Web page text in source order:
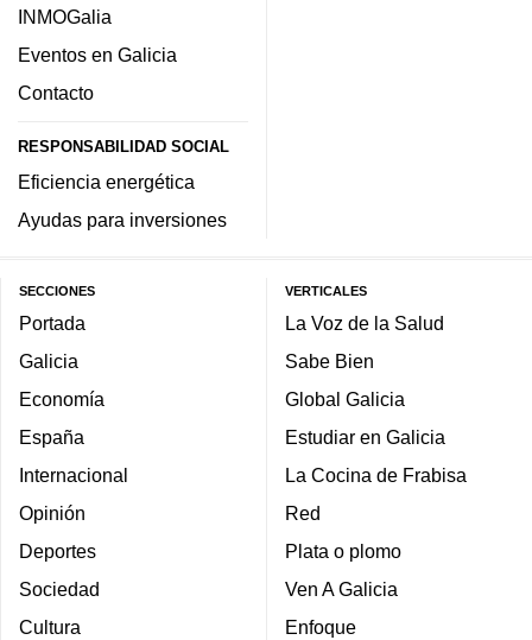
INMOGalia
Eventos en Galicia
Contacto
RESPONSABILIDAD SOCIAL
Eficiencia energética
Ayudas para inversiones
SECCIONES
Portada
Galicia
Economía
España
Internacional
Opinión
Deportes
Sociedad
Cultura
VERTICALES
La Voz de la Salud
Sabe Bien
Global Galicia
Estudiar en Galicia
La Cocina de Frabisa
Red
Plata o plomo
Ven A Galicia
Enfoque